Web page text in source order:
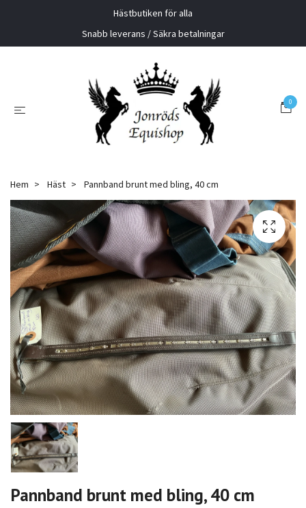
Hästbutiken för alla
Snabb leverans / Säkra betalningar
0
Hem Häst Pannband brunt med bling, 40 cm
Pannband brunt med bling, 40 cm